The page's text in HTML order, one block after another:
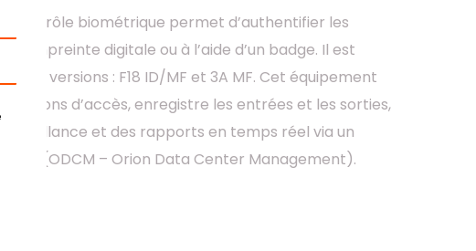
contrôle biométrique permet d’authentifier les
empreinte digitale ou à l’aide d’un badge. Il est
deux versions : F18 ID/MF et 3A MF. Cet équipement
d’accès, enregistre les entrées et les sorties,
surveillance et des rapports en temps réel via un
(ODCM – Orion Data Center Management).